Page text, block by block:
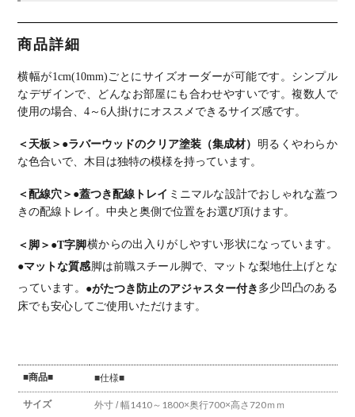
商品詳細
横幅が1cm(10mm)ごとにサイズオーダーが可能です。 シンプル
なデザインで、どんなお部屋にも合わせやすいです。複数人で
使用の場合、4～6人掛けにオススメできるサイズ感です。
＜天板＞ ●ラバーウッドのクリア塗装（集成材）
明るくやわらか
な色合いで、木目は独特の模様を持っています。
＜配線穴＞ ●蓋つき配線トレイ ミニマルな設計でおしゃれな蓋つ
きの配線トレイ。中央と奥側で位置をお選び頂けます。
＜脚＞ ●T字脚横からの出入りがしやすい形状になっています。
●マットな質感脚は前職スチール脚で、マットな梨地仕上げとな
っています。 ●がたつき防止のアジャスター付き 多少凹凸のある
床でも安心してご使用いただけます。
■商品■ ■仕様■
サイズ 外寸 / 幅1410～1800×奥行700×高さ720ｍｍ